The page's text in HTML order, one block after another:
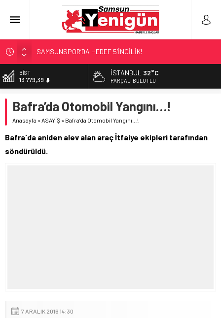
SAMSUNSPOR’DA HEDEF 5’İNCİLİK!
‘BAFRA’YA YATIRIM YAPIN!’
İŞTE FINDIK FİYATI!
GERİ SAYIM BAŞLADI
DOLAR
47,7111
55,1881
ALTIN
13.779,39
İSTANBUL 32°C
PARÇALI BULUTLU
Bafra’da Otomobil Yangını…!
Anasayfa »ASAYİŞ » Bafra’da Otomobil Yangını…!
Bafra`da aniden alev alan araç İtfaiye ekipleri tarafından
söndürüldü.
7 ARALIK 2016 14:30